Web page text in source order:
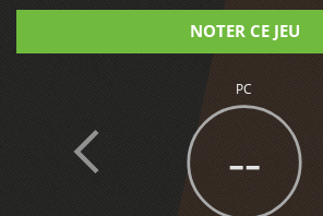
NOTER CE JEU
PC
--